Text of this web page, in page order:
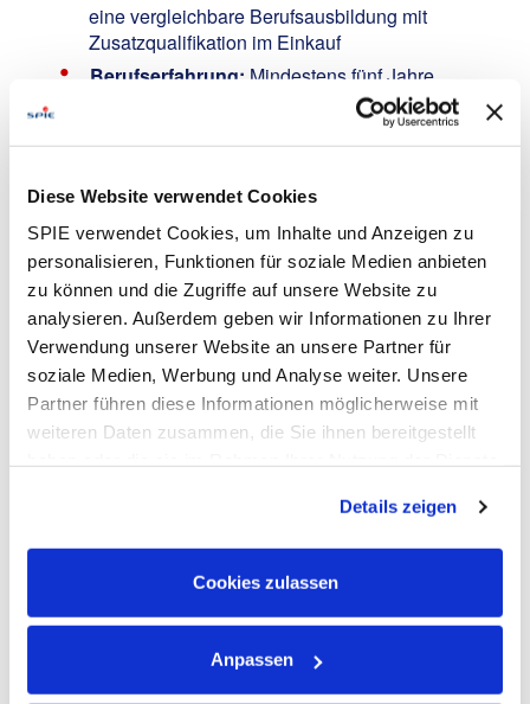
Diese Website verwendet Cookies
SPIE verwendet Cookies, um Inhalte und Anzeigen zu
personalisieren, Funktionen für soziale Medien anbieten
zu können und die Zugriffe auf unsere Website zu
analysieren. Außerdem geben wir Informationen zu Ihrer
Verwendung unserer Website an unsere Partner für
soziale Medien, Werbung und Analyse weiter. Unsere
Partner führen diese Informationen möglicherweise mit
weiteren Daten zusammen, die Sie ihnen bereitgestellt
Verarbeitung Ihrer Daten in den USA ein. Alle weiteren
Informationen zu Cookies finden Sie in unseren
Datenschutzhinweisen.
Details zeigen
Cookies zulassen
Anpassen
eine vergleichbare Berufsausbildung mit
Zusatzqualifikation im Einkauf
Berufserfahrung: Mindestens fünf Jahre
Berufserfahrung im strategischen Einkauf sowie
Erfahrung in der Führung und Weiterentwicklung
von Mitarbeitenden
Fachkompetenz:Erfahrung in der Entwicklung
Einkaufsmethoden sowie im Vertrags- und
Lieferantenmanagement mit dem notwendigen
Verhandlungsgeschick und
Durchsetzungsvermögen
IT- & Prozesskenntnisse:Erfahrung in der
Prozessgestaltung und Organisationsentwicklung
sowie im Umgang mit integrierten ERP-Systemen
Sprachkenntnisse: Verhandlungssichere
Deutsch- und Englischkenntnisse
Verlässlichkeit:Unbefristete Anstellung in einem
internationalen Umfeld bei einem krisensicheren,
Zusammenarbeit setzt
Vergütung & Zusatzleistungen
leistungsbezogene und faire Bezahlung,